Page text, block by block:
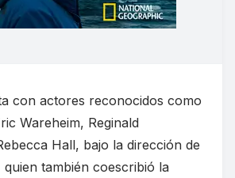
con actores reconocidos como
Wareheim, Reginald
Hall, bajo la dirección de
quien también coescribió la